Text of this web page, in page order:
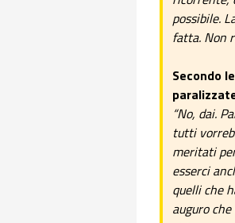
possibile.
fatta. Non
Secondo
“No, dai.
tutti
meritati
esserci
quelli che
auguro